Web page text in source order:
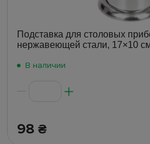
Подставка для столовых
нержавеющей стали, 17×10
В наличии
98 ₴